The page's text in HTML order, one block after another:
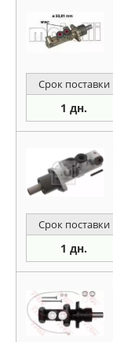
Срок поставки
1 дн.
Срок поставки
1 дн.